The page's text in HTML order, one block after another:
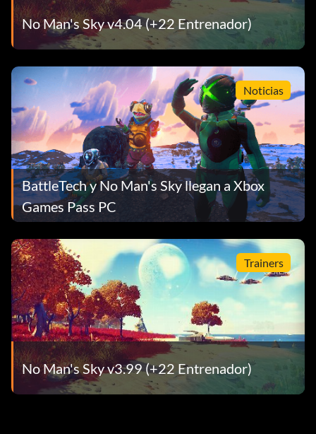
No Man's Sky v4.04 (+22 Entrenador)
Noticias
BattleTech y No Man's Sky llegan a Xbox
Games Pass PC
Trainers
No Man's Sky v3.99 (+22 Entrenador)